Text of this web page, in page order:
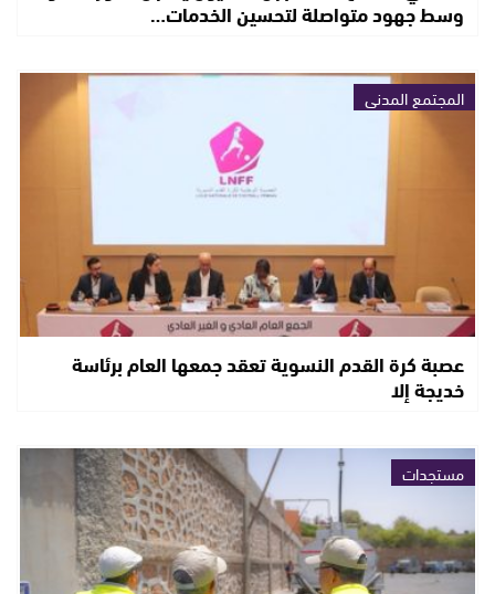
وسط جهود متواصلة لتحسين الخدمات…
المجتمع المدني
عصبة كرة القدم النسوية تعقد جمعها العام برئاسة
خديجة إلا
مستجدات